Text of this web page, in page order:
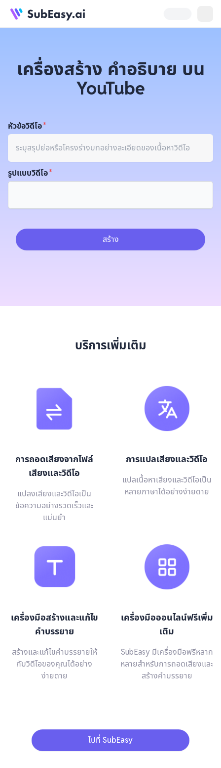
เครื่องสร้าง คำอธิบาย บน
YouTube
หัวข้อวิดีโอ
รูปแบบวิดีโอ
สร้าง
บริการเพิ่มเติม
การถอดเสียงจากไฟล์
เสียงและวิดีโอ
แปลงเสียงและวิดีโอเป็น
ข้อความอย่างรวดเร็วและ
แม่นยำ
การแปลเสียงและวิดีโอ
แปลเนื้อหาเสียงและวิดีโอเป็น
หลายภาษาได้อย่างง่ายดาย
เครื่องมือสร้างและแก้ไข
คำบรรยาย
สร้างและแก้ไขคำบรรยายให้
กับวิดีโอของคุณได้อย่าง
ง่ายดาย
เครื่องมือออนไลน์ฟรีเพิ่ม
เติม
SubEasy มีเครื่องมือฟรีหลาก
หลายสำหรับการถอดเสียงและ
สร้างคำบรรยาย
ไปที่ SubEasy